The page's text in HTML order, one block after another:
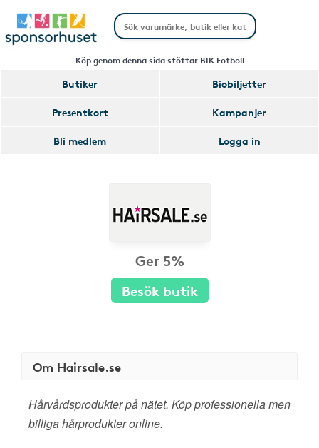
Köp genom denna sida stöttar BIK Fotboll
Butiker
Biobiljetter
Presentkort
Kampanjer
Bli medlem
Logga in
Ger 5%
Besök butik
Om Hairsale.se
Hårvårdsprodukter på nätet. Köp professionella men
billiga hårprodukter online.